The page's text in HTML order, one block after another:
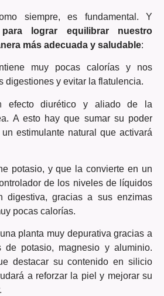
siempre, es fundamental. Y
lograr equilibrar nuestro
más adecuada y saludable:
muy pocas calorías y nos
digestiones y evitar la flatulencia.
efecto diurético y aliado de la
A esto hay que sumar su poder
estimulante natural que activará
potasio, y que la convierte en un
de los niveles de líquidos
digestiva, gracias a sus enzimas
pocas calorías.
planta muy depurativa gracias a
de potasio, magnesio y aluminio.
destacar su contenido en silicio
a reforzar la piel y mejorar su